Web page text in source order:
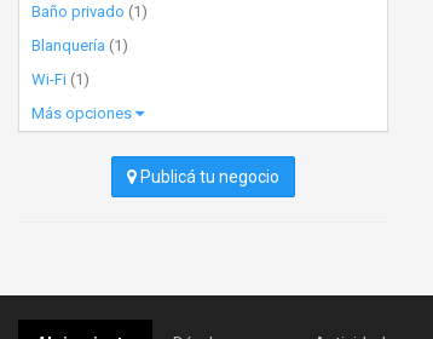
Baño privado (1)
Blanquería (1)
Wi-Fi (1)
Más opciones
Publicá tu negocio